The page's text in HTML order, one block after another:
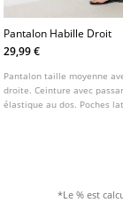
Pantalon Habille Droit
29,99 €
Pantalon taille moyenne
droite. Ceinture avec
élastique au dos. Poches
*Le % est